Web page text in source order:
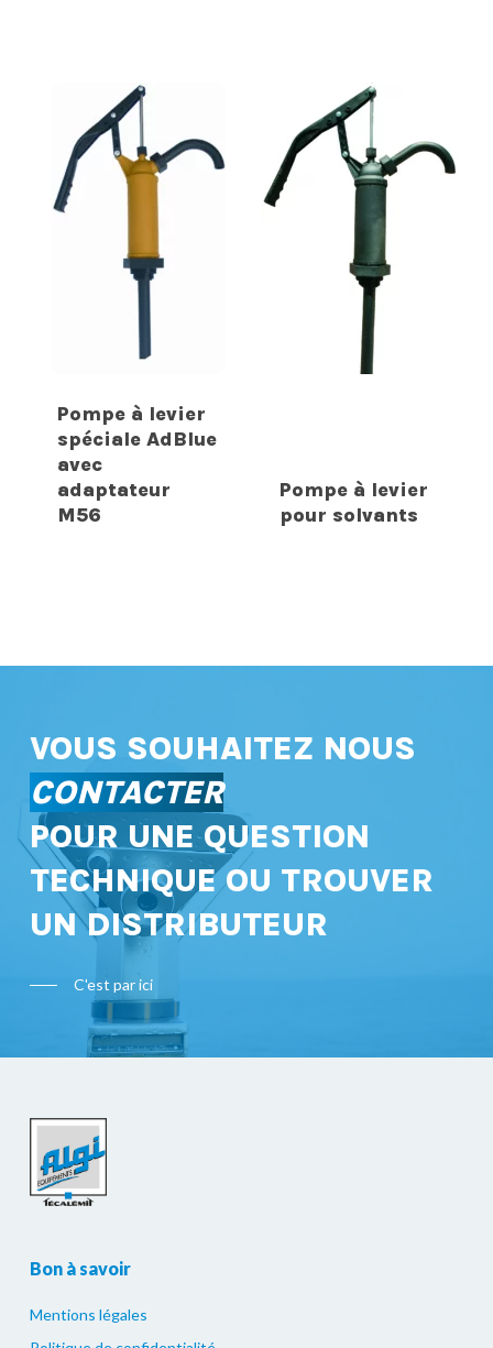
Pompe à levier
spéciale AdBlue
avec
adaptateur
M56
Pompe à levier
pour solvants
VOUS SOUHAITEZ NOUS
CONTACTER
POUR UNE QUESTION
TECHNIQUE OU TROUVER
UN DISTRIBUTEUR
C'est par ici
Bon à savoir
Mentions légales